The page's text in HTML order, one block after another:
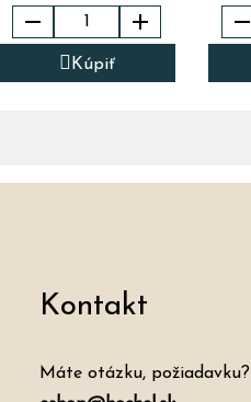
 
Kúpiť

Kontakt
Máte otázku, požiadavku?